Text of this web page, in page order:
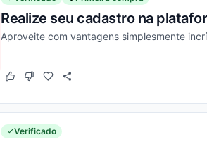
Realize seu cadastro na
Aproveite com vantagens simplesmente
Este cupom funcionou
Este cupom não funcionou
Verificado